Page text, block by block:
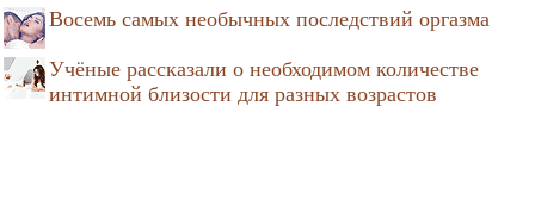
Восемь самых необычных последствий оргазма
Учёные рассказали о необходимом количестве
интимной близости для разных возрастов